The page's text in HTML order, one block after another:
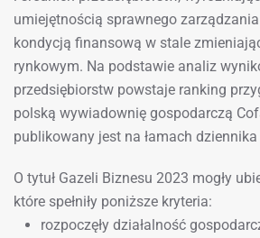
umiejętnością sprawnego
kondycją finansową w stale
rynkowym. Na podstawie analiz
przedsiębiorstw powstaje ranking
polską wywiadownię gospodarczą
publikowany jest na łamach dziennika
O tytuł Gazeli Biznesu 2023 mogły
które spełniły poniższe kryteria:
rozpoczęły działalność